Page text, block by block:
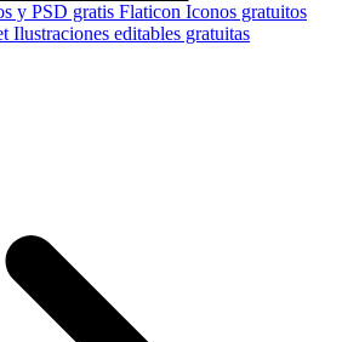
y PSD gratis Flaticon Iconos gratuitos
Ilustraciones editables gratuitas